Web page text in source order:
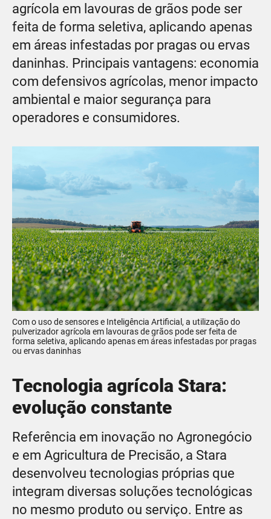
agrícola em lavouras de grãos pode ser
feita de forma seletiva, aplicando apenas
em áreas infestadas por pragas ou ervas
daninhas. Principais vantagens: economia
com defensivos agrícolas, menor impacto
ambiental e maior segurança para
operadores e consumidores.
Com o uso de sensores e Inteligência Artificial, a utilização do
pulverizador agrícola em lavouras de grãos pode ser feita de
forma seletiva, aplicando apenas em áreas infestadas por pragas
ou ervas daninhas
Tecnologia agrícola Stara:
evolução constante
Referência em inovação no Agronegócio
e em Agricultura de Precisão, a Stara
desenvolveu tecnologias próprias que
integram diversas soluções tecnológicas
no mesmo produto ou serviço. Entre as